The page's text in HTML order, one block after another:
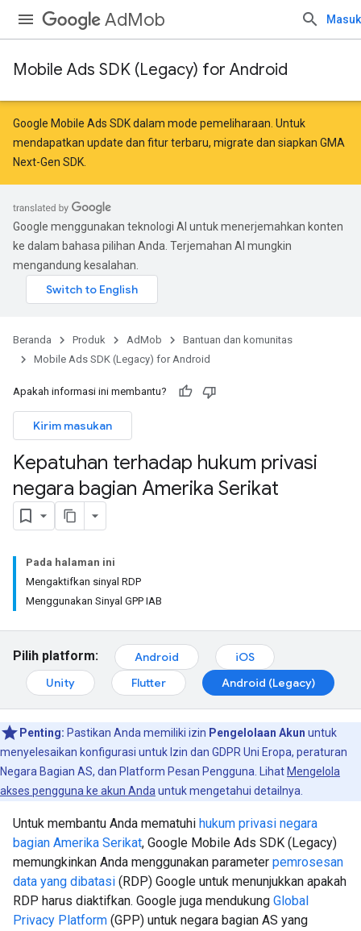
AdMob Masuk
Mobile Ads SDK (Legacy) for Android
Google Mobile Ads SDK dalam mode pemeliharaan. Untuk
mendapatkan update dan fitur terbaru, migrate dan siapkan GMA
Next-Gen SDK
Google menggunakan teknologi AI untuk menerjemahkan konten
ke dalam bahasa pilihan Anda. Terjemahan AI mungkin
mengandung kesalahan.
Beranda Produk AdMob
Bantuan dan komunitas
Mobile Ads SDK (Legacy) for Android
Apakah informasi ini membantu?
Kirim masukan
Kepatuhan terhadap hukum privasi
negara bagian Amerika Serikat
Pada halaman ini
Mengaktifkan sinyal RDP
Menggunakan Sinyal GPP IAB
Pilih platform: Android
iOS
Unity
Flutter Android (Legacy)
Penting: Pastikan Anda memiliki izin Pengelolaan Akun untuk
menyelesaikan konfigurasi untuk Izin dan GDPR Uni Eropa, peraturan
Negara Bagian AS, dan Platform Pesan Pengguna. Lihat Mengelola
akses pengguna ke akun Anda untuk mengetahui detailnya.
Untuk membantu Anda mematuhi hukum privasi negara
bagian Amerika Serikat, Google Mobile Ads SDK (Legacy)
memungkinkan Anda menggunakan parameter pemrosesan
data yang dibatasi (RDP) Google untuk menunjukkan apakah
RDP harus diaktifkan. Google juga mendukung Global
Privacy Platform (GPP) untuk negara bagian AS yang